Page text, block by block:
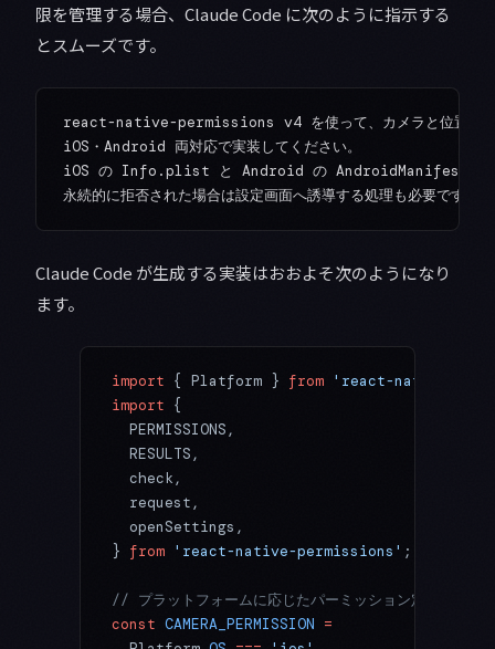
限を管理する場合、Claude Code に次のように指示する
とスムーズです。
react-native-permissions v4 を使って、カメラと位置情報
iOS・Android 両対応で実装してください。
iOS の Info.plist と Android の AndroidManifest.xml
Claude Code が生成する実装はおおよそ次のようになり
ます。
import { Platform } from 'react-native'
import {
  PERMISSIONS,
  RESULTS,
  check,
  request,
  openSettings,
} from 'react-native-permissions' ;
// プラットフォームに応じたパーミッション定数
const CAMERA_PERMISSION =